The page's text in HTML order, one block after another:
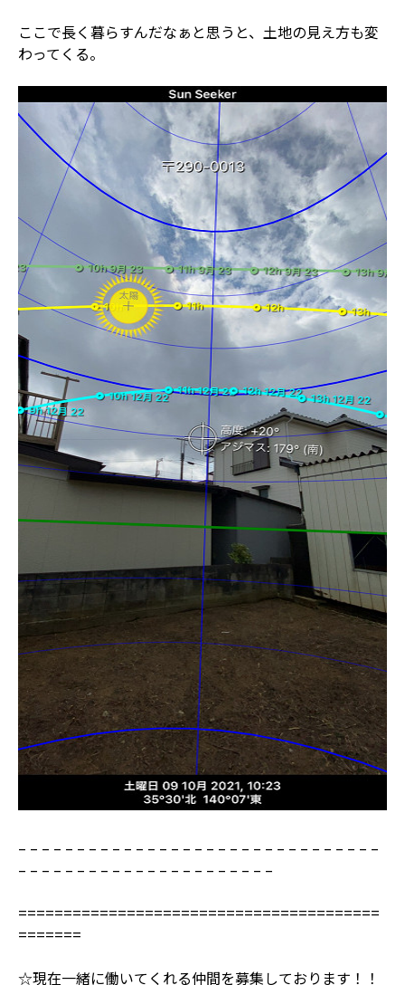
ここで長く暮らすんだなぁと思うと、土地の見え方も変
わってくる。
– – – – – – – – – – – – – – – – – – – – – – – – – – – – – – –
– – – – – – – – – – – – – – – – – – – – – –
========================================
=======
☆現在一緒に働いてくれる仲間を募集しております！！